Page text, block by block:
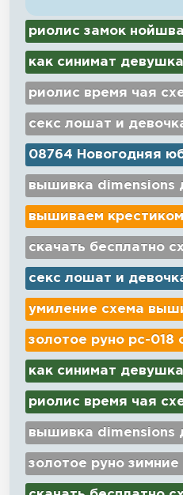
риолис замок
как синимат
риолис время чая
секс лошат и
08764 Новогодняя
вышивка dimensions
вышиваем
скачать бесплатно
секс лошат и
умиление схема
золотое руно рс-018
как синимат
риолис время чая
вышивка dimensions
золотое руно